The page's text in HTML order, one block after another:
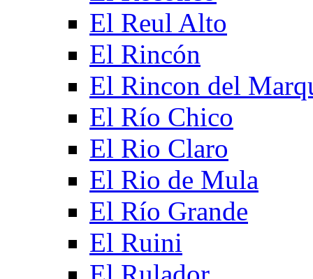
El Reul Alto
El Rincón
El Rincon del
El Río Chico
El Rio Claro
El Rio de Mula
El Río Grande
El Ruini